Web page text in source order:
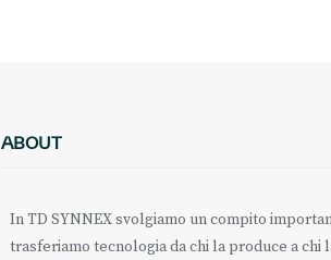
ABOUT
In TD SYNNEX svolgiamo un compito
trasferiamo tecnologia da chi la produce a chi